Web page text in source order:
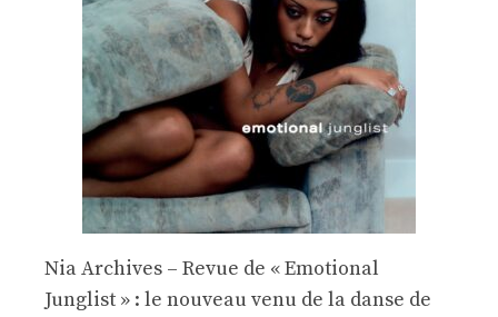
Nia Archives – Revue de « Emotional
Junglist » : le nouveau venu de la danse de